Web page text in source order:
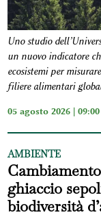
Uno studio
un nuovo indicatore
ecosistemi per
filiere alimentari
05 agosto 2026 | 09:00
AMBIENTE
ghiaccio
biodiversità